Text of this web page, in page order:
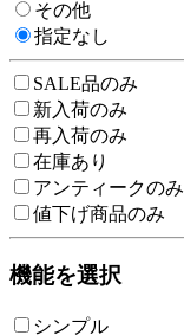
その他
指定なし
SALE品のみ
新入荷のみ
再入荷のみ
在庫あり
アンティークのみ
値下げ商品のみ
機能を選択
シンプル